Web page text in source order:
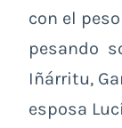
con el
pesando
Iñárritu,
esposa